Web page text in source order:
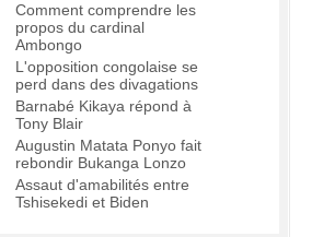
Comment comprendre les
propos du cardinal
Ambongo
L'opposition congolaise se
perd dans des divagations
Barnabé Kikaya répond à
Tony Blair
Augustin Matata Ponyo fait
rebondir Bukanga Lonzo
Assaut d'amabilités entre
Tshisekedi et Biden